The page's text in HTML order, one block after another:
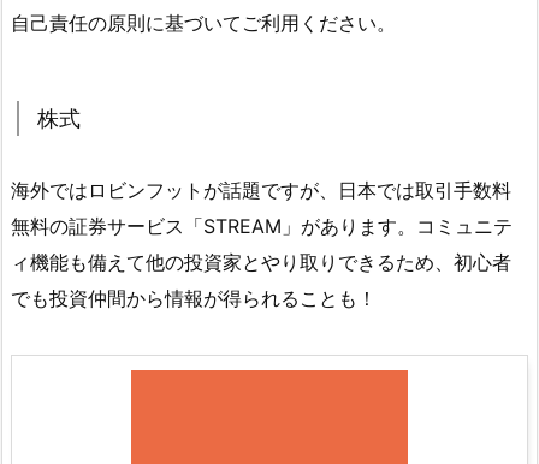
自己責任の原則に基づいてご利用ください。
株式
海外ではロビンフットが話題ですが、日本では取引手数料
無料の証券サービス「STREAM」があります。コミュニテ
ィ機能も備えて他の投資家とやり取りできるため、初心者
でも投資仲間から情報が得られることも！